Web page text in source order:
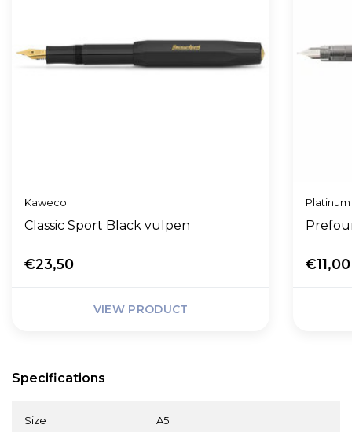
Specifications
Size A5
Kaweco
Classic Sport Black vulpen
€23,50
VIEW PRODUCT
Platinum
€11,00